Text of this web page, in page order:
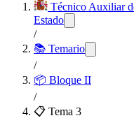
Técnico Auxiliar
Estado
/
📚 Temario
/
📦 Bloque II
/
📋 Tema 3